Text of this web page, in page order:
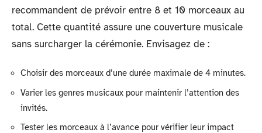
recommandent de prévoir entre 8 et 10 morceaux au
total. Cette quantité assure une couverture musicale
sans surcharger la cérémonie. Envisagez de :
Choisir des morceaux d’une durée maximale de 4 minutes.
Varier les genres musicaux pour maintenir l’attention des
invités.
Tester les morceaux à l’avance pour vérifier leur impact